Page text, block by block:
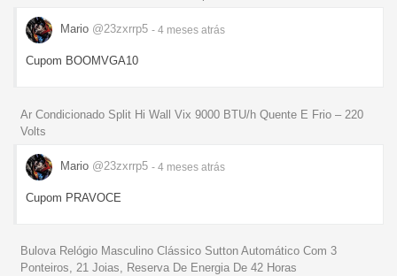
Mario @23zxrrp5 - 4 meses atrás
Cupom BOOMVGA10
Ar Condicionado Split Hi Wall Vix 9000 BTU/h Quente E Frio – 220
Volts
Mario @23zxrrp5 - 4 meses atrás
Cupom PRAVOCE
Bulova Relógio Masculino Clássico Sutton Automático Com 3
Ponteiros, 21 Joias, Reserva De Energia De 42 Horas